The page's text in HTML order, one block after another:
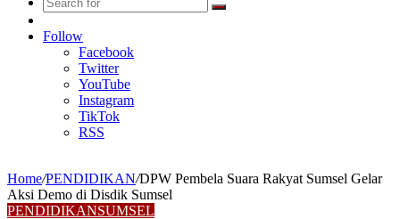
Search
Article
Follow
Facebook
Twitter
YouTube
Instagram
TikTok
RSS
Home/PENDIDIKAN/DPW Pembela Suara Rakyat Sumsel Gelar
Aksi Demo di Disdik Sumsel
PENDIDIKANSUMSEL